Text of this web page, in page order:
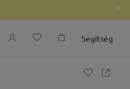
Segítség